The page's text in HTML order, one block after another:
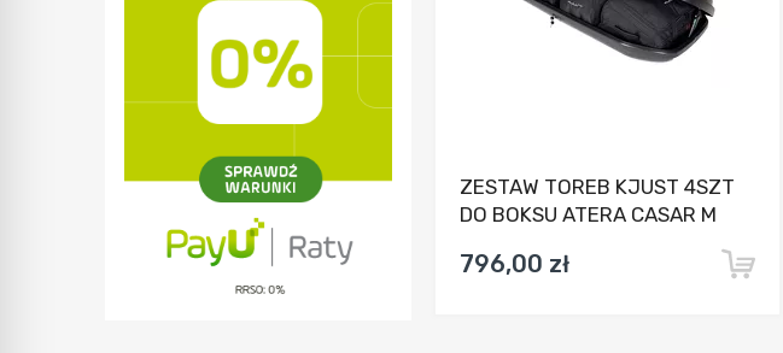
ZESTAW TOREB KJUST 4SZT
DO BOKSU ATERA CASAR M
796,00 zł